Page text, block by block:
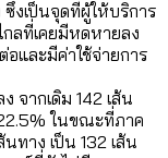
ชวนคุยกันถึงบท
ง กรุงเทพฯ –
ำไปทิ้งที่
าสุดที่กาญจนบุรี
รวจ Hate
โอ AI ในช่วง
ดิบ]
พฯ ผ่าน
6 จังหวัดเป็น
ะ 64 จังหวัดที่
ดิบ]
พฯ 2568
งเป็นจุดที่ผู้ให้บริการ
กลที่เคยมีหดหายลง
และมีค่าใช้จ่ายการ
จากเดิม 142 เส้น
22.5% ในขณะที่ภาค
ทาง เป็น 132 เส้น